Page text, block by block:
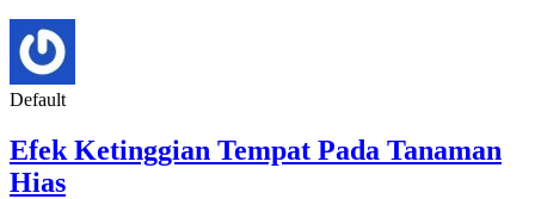
Default
Efek Ketinggian Tempat Pada Tanaman
Hias